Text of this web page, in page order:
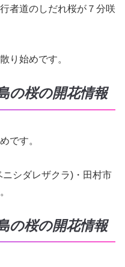
者道のしだれ桜が７分咲
り始めです。
の桜の開花情報
です。
シダレザクラ)・田村市
の桜の開花情報